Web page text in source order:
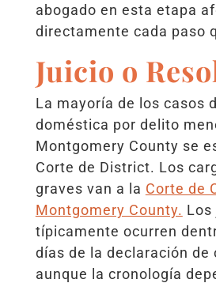
abogado en esta etapa
directamente cada paso
Juicio o
La mayoría de los casos
doméstica por delito
Montgomery County se
Corte de District. Los
graves van a la Corte de
Montgomery County. Los
típicamente ocurren
días de la declaración de
aunque la cronología